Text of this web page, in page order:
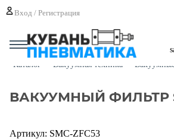
Вход / Регистрация
Каталог
Вакуумная техника
ВАКУУМНЫЙ ФИЛЬТР
Артикул: SMC-ZFC53